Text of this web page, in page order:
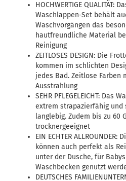
HOCHWERTIGE QUALITÄT:
Waschlappen-Set behält
Waschvorgängen das
hautfreundliche Material
Reinigung
ZEITLOSES DESIGN: Die
kommen im schlichten
jedes Bad. Zeitlose Farben
Ausstrahlung
SEHR PFLEGELEICHT: Das
extrem strapazierfähig und
langlebig. Zudem bis zu 60
trocknergeeignet
EIN ECHTER
können auch perfekt als
unter der Dusche, für
Waschbecken genutzt
DEUTSCHES